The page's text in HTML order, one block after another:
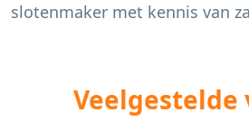
slotenmaker met kennis van
Veelgestelde